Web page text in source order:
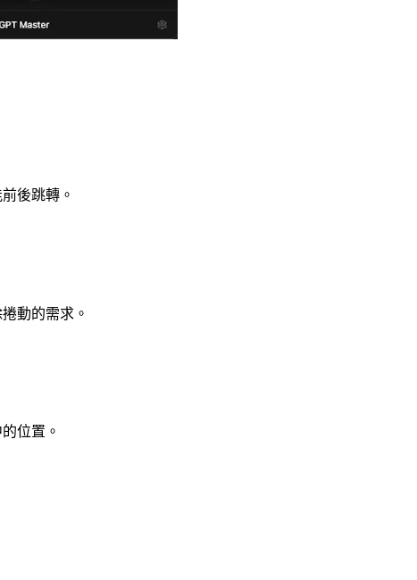
後跳轉。
動的需求。
位置。